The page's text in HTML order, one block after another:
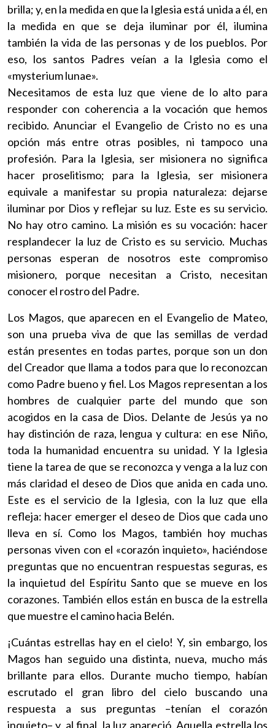
brilla; y, en la medida en que la Iglesia está unida a él, en
la medida en que se deja iluminar por él, ilumina
también la vida de las personas y de los pueblos. Por
eso, los santos Padres veían a la Iglesia como el
«mysterium lunae».
Necesitamos de esta luz que viene de lo alto para
responder con coherencia a la vocación que hemos
recibido. Anunciar el Evangelio de Cristo no es una
opción más entre otras posibles, ni tampoco una
profesión. Para la Iglesia, ser misionera no significa
hacer proselitismo; para la Iglesia, ser misionera
equivale a manifestar su propia naturaleza: dejarse
iluminar por Dios y reflejar su luz. Este es su servicio.
No hay otro camino. La misión es su vocación: hacer
resplandecer la luz de Cristo es su servicio. Muchas
personas esperan de nosotros este compromiso
misionero, porque necesitan a Cristo, necesitan
conocer el rostro del Padre.
Los Magos, que aparecen en el Evangelio de Mateo,
son una prueba viva de que las semillas de verdad
están presentes en todas partes, porque son un don
del Creador que llama a todos para que lo reconozcan
como Padre bueno y fiel. Los Magos representan a los
hombres de cualquier parte del mundo que son
acogidos en la casa de Dios. Delante de Jesús ya no
hay distinción de raza, lengua y cultura: en ese Niño,
toda la humanidad encuentra su unidad. Y la Iglesia
tiene la tarea de que se reconozca y venga a la luz con
más claridad el deseo de Dios que anida en cada uno.
Este es el servicio de la Iglesia, con la luz que ella
refleja: hacer emerger el deseo de Dios que cada uno
lleva en sí. Como los Magos, también hoy muchas
personas viven con el «corazón inquieto», haciéndose
preguntas que no encuentran respuestas seguras, es
la inquietud del Espíritu Santo que se mueve en los
corazones. También ellos están en busca de la estrella
que muestre el camino hacia Belén.
¡Cuántas estrellas hay en el cielo! Y, sin embargo, los
Magos han seguido una distinta, nueva, mucho más
brillante para ellos. Durante mucho tiempo, habían
escrutado el gran libro del cielo buscando una
respuesta a sus preguntas –tenían el corazón
inquieto– y, al final, la luz apareció. Aquella estrella los